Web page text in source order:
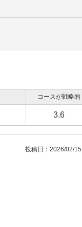
コースが戦略的
3.6
投稿日：2026/02/15